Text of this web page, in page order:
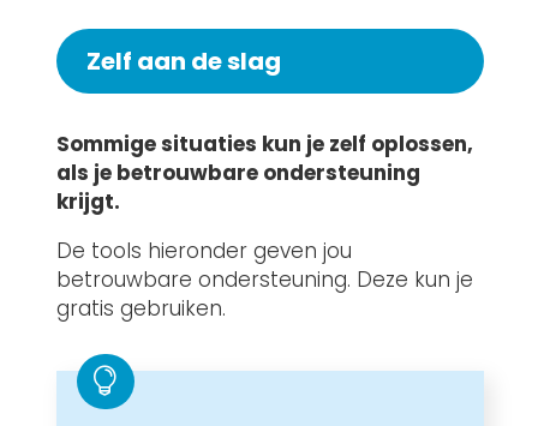
Zelf aan de slag
Sommige situaties kun je zelf oplossen,
als je betrouwbare ondersteuning
krijgt.
De tools hieronder geven jou
betrouwbare ondersteuning. Deze kun je
gratis gebruiken.
